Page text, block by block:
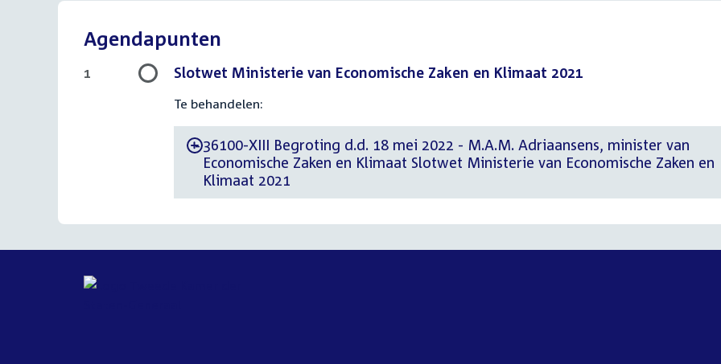
Agendapunten
Slotwet Ministerie van Economische Zaken en Klimaat 2021
Te behandelen:
-36100-XIII Begroting d.d. 18 mei 2022 - M.A.M. Adriaansens, minister van
Economische Zaken en Klimaat Slotwet Ministerie van Economische Zaken en
Klimaat 2021
1